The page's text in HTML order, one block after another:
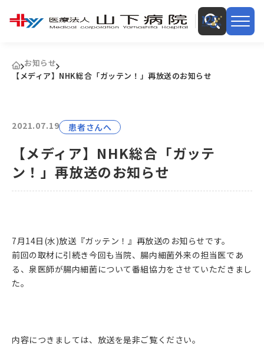
お知らせ
【メディア】NHK総合「ガッテン！」再放送のお知らせ
2021.07.19 患者さんへ
【メディア】NHK総合「ガッテ
ン！」再放送のお知らせ
7月14日(水)放送『ガッテン！』再放送のお知らせです。
前回の取材に引続き今回も当院、腸内細菌外来の担当医であ
る、泉医師が腸内細菌について番組協力をさせていただきまし
た。
内容につきましては、放送を是非ご覧ください。